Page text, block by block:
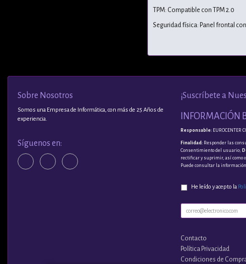
TPM: Compatible con TPM 2.0
Seguridad física: Panel frontal
Sobre Nosotros
Somos una Empresa de Informática, con más de 25 Años de
experiencia.
Síguenos en:
¡Suscríbete a
INFORMACIÓN
Responsable: EUROCENTER
Finalidad: Responder las
Consentimiento del usuario;
rectificar y suprimir, así como
Puede consultar la
He leído y acepto la
Contacto
Política Privacidad
Condiciones de